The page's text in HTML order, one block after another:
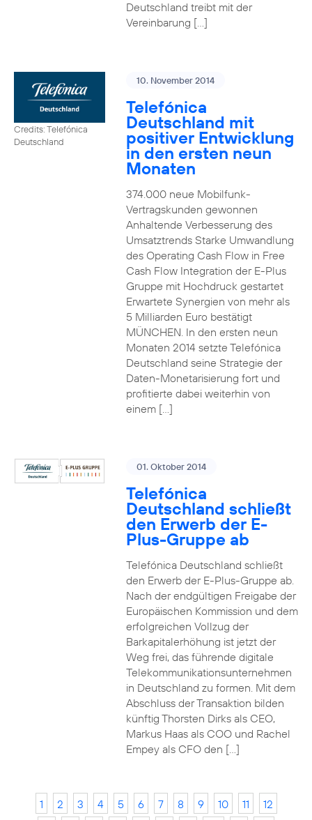
Deutschland treibt mit der
Vereinbarung […]
Credits: Telefónica
Deutschland
10. November 2014
Telefónica
Deutschland mit
positiver Entwicklung
in den ersten neun
Monaten
374.000 neue Mobilfunk-
Vertragskunden gewonnen
Anhaltende Verbesserung des
Umsatztrends Starke Umwandlung
des Operating Cash Flow in Free
Cash Flow Integration der E-Plus
Gruppe mit Hochdruck gestartet
Erwartete Synergien von mehr als
5 Milliarden Euro bestätigt
MÜNCHEN. In den ersten neun
Monaten 2014 setzte Telefónica
Deutschland seine Strategie der
Daten-Monetarisierung fort und
profitierte dabei weiterhin von
einem […]
01. Oktober 2014
Telefónica
Deutschland schließt
den Erwerb der E-
Plus-Gruppe ab
Telefónica Deutschland schließt
den Erwerb der E-Plus-Gruppe ab.
Nach der endgültigen Freigabe der
Europäischen Kommission und dem
erfolgreichen Vollzug der
Barkapitalerhöhung ist jetzt der
Weg frei, das führende digitale
Telekommunikationsunternehmen
in Deutschland zu formen. Mit dem
Abschluss der Transaktion bilden
künftig Thorsten Dirks als CEO,
Markus Haas als COO und Rachel
Empey als CFO den […]
1 2 3 4 5 6 7 8 9 10 11
12